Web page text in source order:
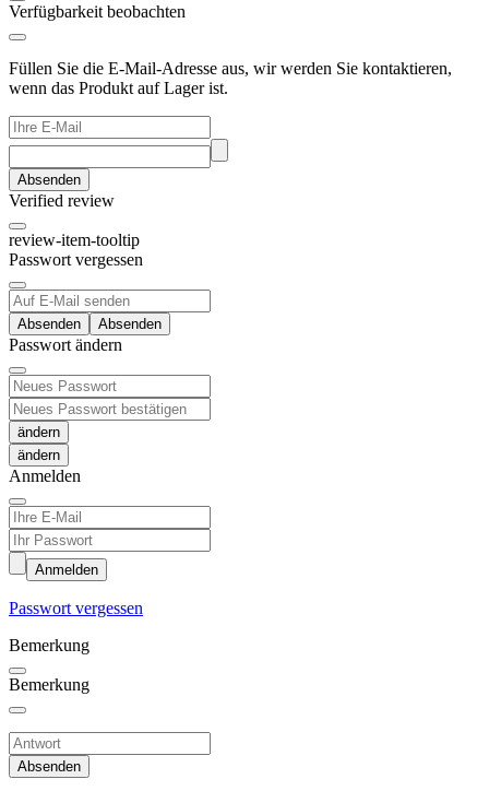
Verfügbarkeit beobachten
Füllen Sie die E-Mail-Adresse aus, wir werden Sie kontaktieren,
wenn das Produkt auf Lager ist.
Absenden
Verified review
review-item-tooltip
Passwort vergessen
Absenden
Passwort ändern
ändern
Anmelden
Anmelden
Passwort vergessen
Bemerkung
Bemerkung
Absenden